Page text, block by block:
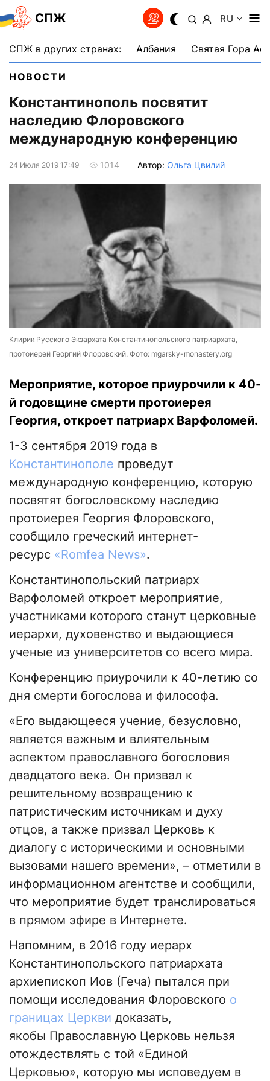
СПЖ RU
СПЖ в других странах: Албания Святая Гора
НОВОСТИ
Константинополь посвятит
наследию Флоровского
международную конференцию
24 Июля 2019 17:49 1014 Автор: Ольга Цвилий
Клирик Русского Экзархата Константинопольского патриархата,
протоиерей Георгий Флоровский. Фото: mgarsky-monastery.org
Мероприятие, которое приурочили к 40-
й годовщине смерти протоиерея
Георгия, откроет патриарх Варфоломей.
1-3 сентября 2019 года в
Константинополе проведут
международную конференцию, которую
посвятят богословскому наследию
протоиерея Георгия Флоровского,
сообщило греческий интернет-
ресурс «Romfea News».
Константинопольский патриарх
Варфоломей откроет мероприятие,
участниками которого станут церковные
иерархи, духовенство и выдающиеся
ученые из университетов со всего мира.
Конференцию приурочили к 40-летию со
дня смерти богослова и философа.
«Его выдающееся учение, безусловно,
является важным и влиятельным
аспектом православного богословия
двадцатого века. Он призвал к
решительному возвращению к
патристическим источникам и духу
отцов, а также призвал Церковь к
диалогу с историческими и основными
вызовами нашего времени», – отметили в
информационном агентстве и сообщили,
что мероприятие будет транслироваться
в прямом эфире в Интернете.
Напомним, в 2016 году иерарх
Константинопольского патриархата
архиепископ Иов (Геча) пытался при
помощи исследования Флоровского о
границах Церкви доказать,
якобы Православную Церковь нельзя
отождествлять с той «Единой
Церковью», которую мы исповедуем в